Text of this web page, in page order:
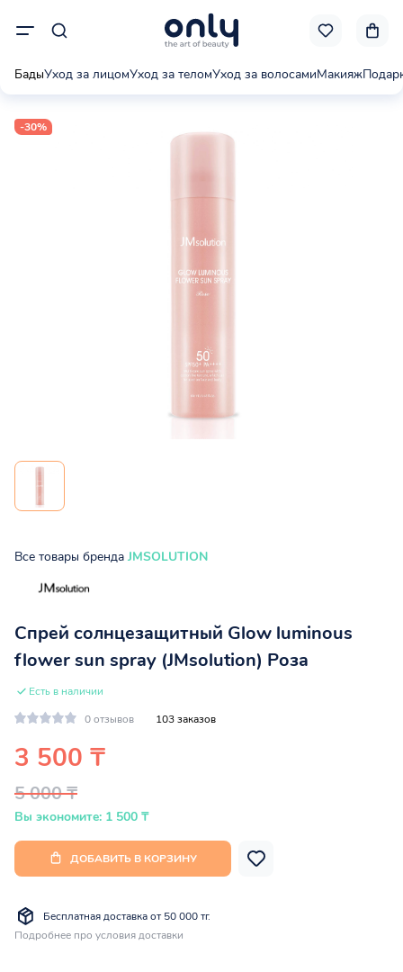
БадыУход за лицомУход за теломУход за волосамиМакияж
-30%
Все товары бренда JMSOLUTION
Спрей солнцезащитный Glow luminous
flower sun spray (JMsolution) Роза
Есть в наличии
0 отзывов
103 заказов
3 500 ₸
5 000 ₸
Вы экономите: 1 500 ₸
ДОБАВИТЬ В КОРЗИНУ
Бесплатная доставка от 50 000 тг.
Подробнее про условия доставки